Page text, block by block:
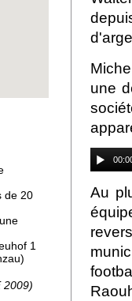
de 20
1
2009)
une
Au